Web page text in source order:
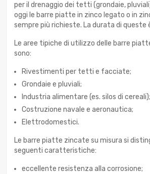
per il drenaggio dei tetti (grondaie,
oggi le barre piatte in zinco legato o in
sempre più richieste. La durata di queste
Le aree tipiche di utilizzo delle barre
sono:
Rivestimenti per tetti e facciate;
Grondaie e pluviali;
Industria alimentare (es. silos di cereali);
Costruzione navale e aeronautica;
Elettrodomestici.
Le barre piatte zincate su misura si
seguenti caratteristiche:
eccellente resistenza alla corrosione;